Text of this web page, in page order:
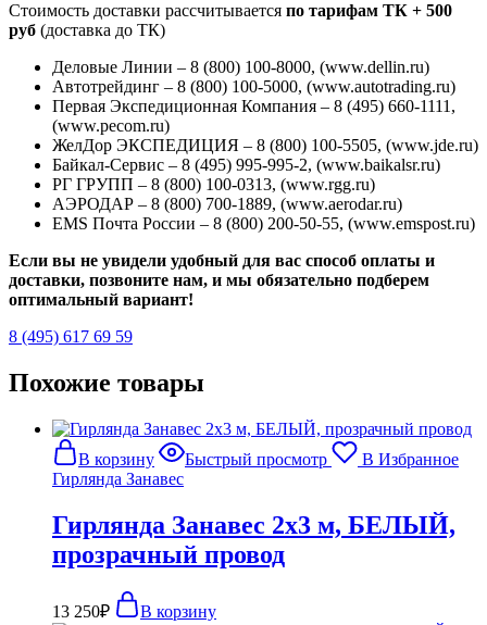
Стоимость доставки рассчитывается по тарифам ТК + 500
руб (доставка до ТК)
Деловые Линии – 8 (800) 100-8000, (www.dellin.ru)
Автотрейдинг – 8 (800) 100-5000, (www.autotrading.ru)
Первая Экспедиционная Компания – 8 (495) 660-1111,
(www.pecom.ru)
ЖелДор ЭКСПЕДИЦИЯ – 8 (800) 100-5505, (www.jde.ru)
Байкал-Сервис – 8 (495) 995-995-2, (www.baikalsr.ru)
РГ ГРУПП – 8 (800) 100-0313, (www.rgg.ru)
АЭРОДАР – 8 (800) 700-1889, (www.aerodar.ru)
EMS Почта России – 8 (800) 200-50-55, (www.emspost.ru)
Если вы не увидели удобный для вас способ оплаты и
доставки, позвоните нам, и мы обязательно подберем
оптимальный вариант!
8 (495) 617 69 59
Похожие товары
В корзину Быстрый просмотр
В Избранное
Гирлянда Занавес
Гирлянда Занавес 2х3 м, БЕЛЫЙ,
прозрачный провод
13 250₽ В корзину